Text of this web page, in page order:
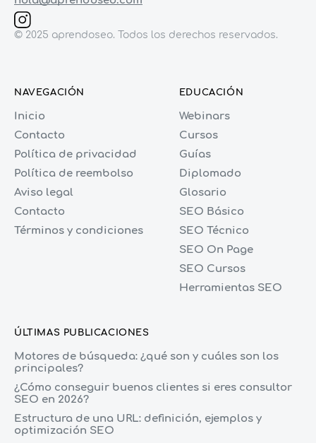
© 2025 aprendoseo. Todos los derechos reservados.
NAVEGACIÓN
Inicio
Contacto
Política de privacidad
Política de reembolso
Aviso legal
Contacto
Términos y condiciones
EDUCACIÓN
Webinars
Cursos
Guías
Diplomado
Glosario
SEO Básico
SEO Técnico
SEO On Page
SEO Cursos
Herramientas SEO
ÚLTIMAS PUBLICACIONES
Motores de búsqueda: ¿qué son y cuáles son los
principales?
¿Cómo conseguir buenos clientes si eres consultor
SEO en 2026?
Estructura de una URL: definición, ejemplos y
optimización SEO